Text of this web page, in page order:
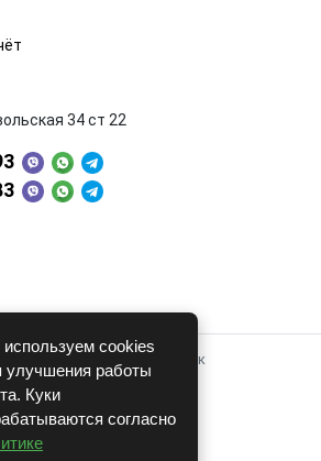
34 ст 22
на системе для авторазборок
CARRO.БИЗНЕС
Полная версия
COPYRIGHT 2026 г.
cookies
улучшения работы
Куки
согласно